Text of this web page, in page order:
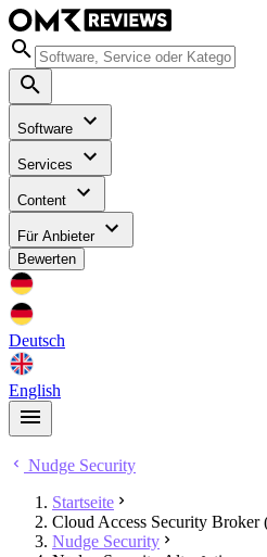
Software
Services
Content
Für Anbieter
Bewerten
Deutsch
English
Nudge Security
Startseite
Cloud Access Security Broker
Nudge Security